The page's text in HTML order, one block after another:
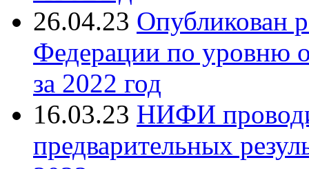
26.04.23 Опубликован
Федерации по уровню
за 2022 год
16.03.23 НИФИ
предварительных